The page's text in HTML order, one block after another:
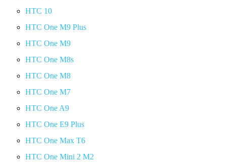
HTC 10
HTC One M9 Plus
HTC One M9
HTC One M8s
HTC One M8
HTC One M7
HTC One A9
HTC One E9 Plus
HTC One Max T6
HTC One Mini 2 M2